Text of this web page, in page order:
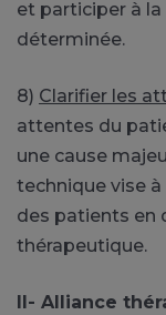
et participer à
déterminée.
8) Clarifier les
attentes du
une cause
technique vise
des patients en
thérapeutique.
II- Alliance